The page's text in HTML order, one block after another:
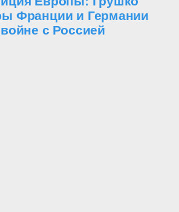
Франции и Германии
с Россией